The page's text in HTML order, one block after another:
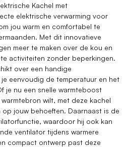
Kachel met
elektrische verwarming voor
jou warm en comfortabel te
Met dit innovatieve
meer te maken over de kou en
activiteiten zonder beperkingen.
over een handige
eenvoudig de temperatuur en het
je nu een snelle warmteboost
wilt, met deze kachel
jouw behoeften. Daarnaast is de
waardoor hij ook kan
ventilator tijdens warmere
compact ontwerp past deze